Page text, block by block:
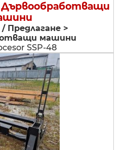
Предлагане >
машини
SSP-48